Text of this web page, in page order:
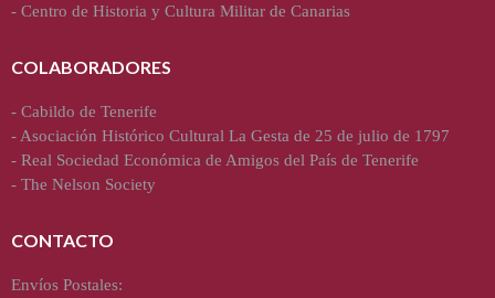
- Centro de Historia y Cultura Militar de Canarias
COLABORADORES
- Cabildo de Tenerife
- Asociación Histórico Cultural La Gesta de 25 de julio de 1797
- Real Sociedad Económica de Amigos del País de Tenerife
- The Nelson Society
CONTACTO
Envíos Postales: